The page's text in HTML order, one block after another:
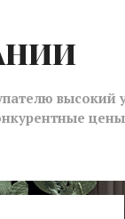
высокий
цены